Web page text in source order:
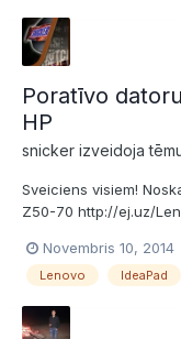
Poratīvo
HP
snicker izveidoja
Sveiciens visiem!
Z50-70 http://ej.uz/
pārstāvjus, izteikt
bez liekiem
Novembris 10, 2014
Lenovo IdeaPad